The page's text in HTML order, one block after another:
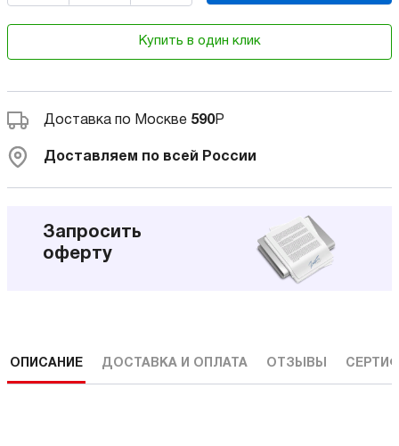
Купить в один клик
Доставка по Москве 590Р
Доставляем по всей России
Запросить
оферту
ОПИСАНИЕ ДОСТАВКА И ОПЛАТА ОТЗЫВЫ